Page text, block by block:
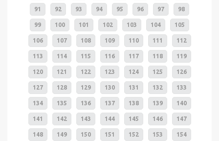
91 92 93 94 95 96 97 98
99 100 101 102 103 104 105
106 107 108 109 110 111 112
113 114 115 116 117 118 119
120 121 122 123 124 125 126
127 128 129 130 131 132 133
134 135 136 137 138 139 140
141 142 143 144 145 146 147
148 149 150 151 152 153 154